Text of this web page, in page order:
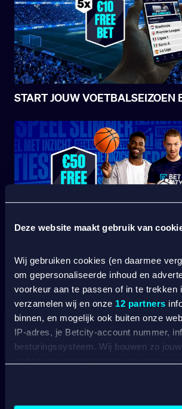
Deze website maakt gebruik van
Wij gebruiken cookies (en daarmee
om gepersonaliseerde inhoud en
voorkeur aan te passen of in te trekken
verzamelen wij en onze 12 partners
binnen, en mogelijk ook buiten onze
IP-adres, je Betcity-account nummer,
besturingssysteem. Wij bouwen zo
Advertentie- en contentmeting,
START JOUW VOETBALSEIZOEN
Wat kost gokken jou? Stop op
VERANTWOORD
BETCITY